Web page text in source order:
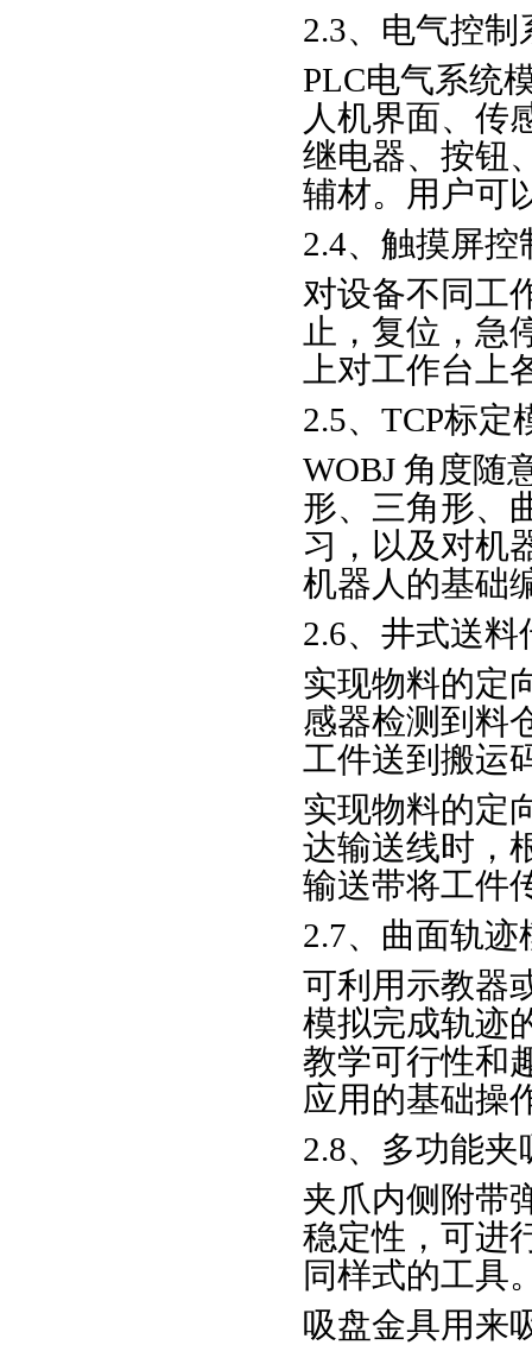
2.3、电气控制
PLC电气系统
人机界面、传
继电器、按钮
辅材。用户可
2.4、触摸屏控
对设备不同工
止，复位，急
上对工作台
2.5、TCP标定
WOBJ 角度随
形、三角形、
习，以及对机
机器人的基础
2.6、井式送
实现物料的定
感器检测到料
工件送到搬运
实现物料的定
达输送线时，
输送带将工件
2.7、曲面轨
可利用示教器
模拟完成轨迹
教学可行性和
应用的基础操
2.8、多功能
夹爪内侧附带
稳定性，可进
同样式的工具
吸盘金具用来